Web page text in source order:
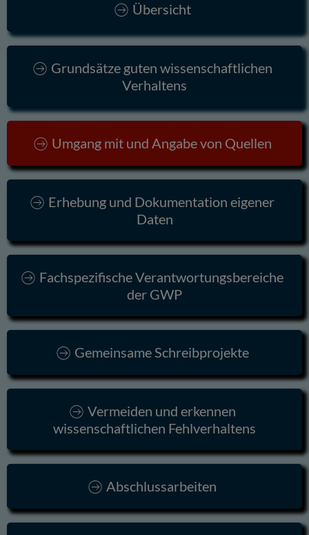
Übersicht
Grundsätze guten wissenschaftlichen
Verhaltens
Umgang mit und Angabe von Quellen
Erhebung und Dokumentation eigener
Daten
Fachspezifische Verantwortungsbereiche
der GWP
Gemeinsame Schreibprojekte
Vermeiden und erkennen
wissenschaftlichen Fehlverhaltens
Abschlussarbeiten